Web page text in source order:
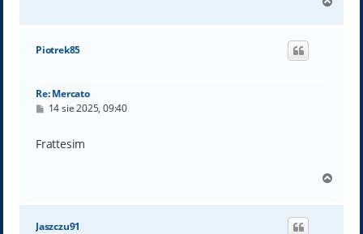
g
Piotrek85
Re: Mercato
P
t
14 sie 2025, 09:40
Frattesim
g
Jaszczu91